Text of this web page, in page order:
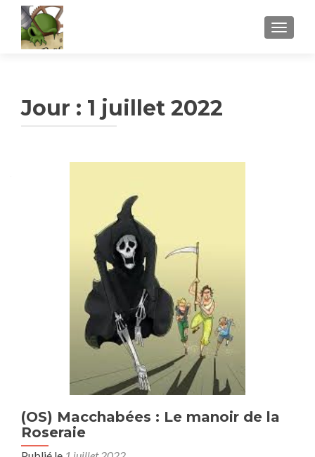
Jour : 1 juillet 2022
(OS) Macchabées : Le manoir de la
Roseraie